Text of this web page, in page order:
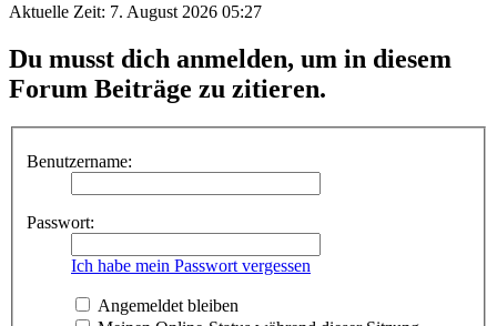
Aktuelle Zeit: 7. August 2026 05:27
Du musst dich anmelden, um in diesem
Forum Beiträge zu zitieren.
Benutzername:
Passwort:
Ich habe mein Passwort vergessen
Angemeldet bleiben